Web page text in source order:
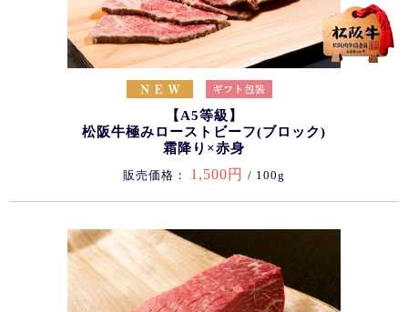
【A5等級】
松阪牛極みローストビーフ(ブロック)
霜降り×赤身
販売価格： 1,500円 / 100g